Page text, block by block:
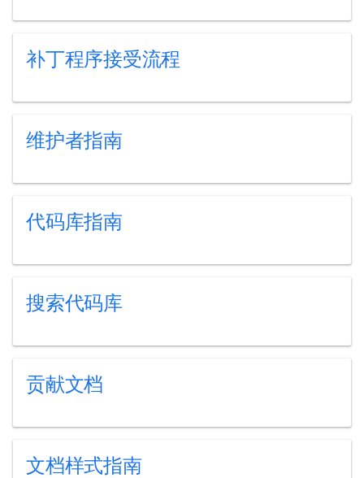
补丁程序接受流程
维护者指南
代码库指南
搜索代码库
贡献文档
文档样式指南